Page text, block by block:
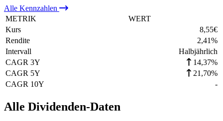
Alle Kennzahlen
METRIK
WERT
Kurs
8,55€
Rendite
2,41%
Intervall
Halbjährlich
CAGR 3Y
14,37%
CAGR 5Y
21,70%
CAGR 10Y
-
Alle Dividenden-Daten